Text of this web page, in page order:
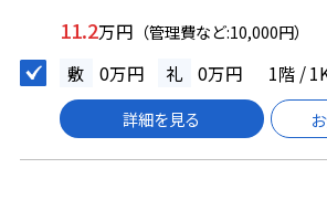
11.2万円 （管理費など:10,000円）
敷 0万円 礼 0万円 1階 /
詳細を見る